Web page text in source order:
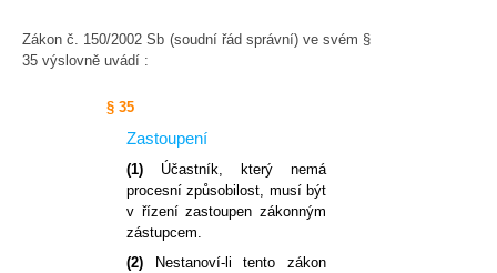
Zákon č. 150/2002 Sb (soudní řád správní) ve svém §
35 výslovně uvádí :
§ 35
Zastoupení
(1) Účastník, který nemá
procesní způsobilost, musí být
v řízení zastoupen zákonným
zástupcem.
(2) Nestanoví-li tento zákon